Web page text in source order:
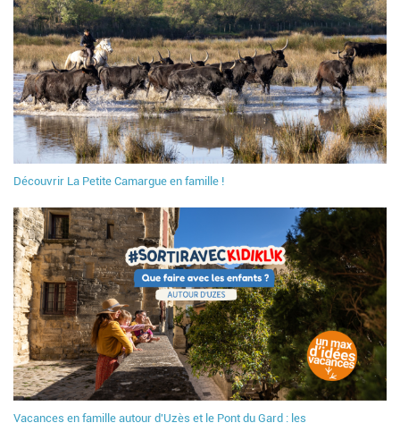
Découvrir La Petite Camargue en famille !
Vacances en famille autour d'Uzès et le Pont du Gard : les